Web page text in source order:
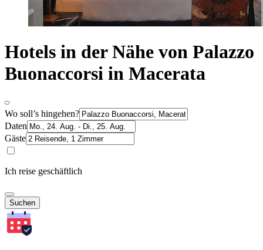
Hotels in der Nähe von Palazzo
Buonaccorsi in Macerata
Wo soll’s hingehen?
Daten
Gäste
Ich reise geschäftlich
Suchen